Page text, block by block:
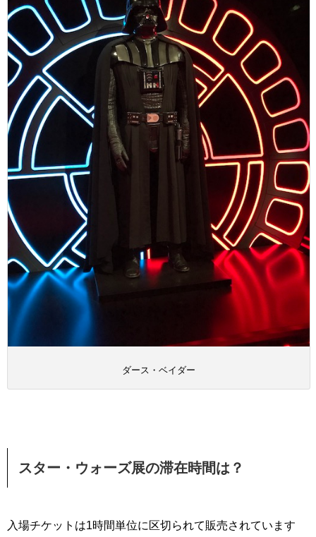
ダース・ベイダー
スター・ウォーズ展の滞在時間は？
入場チケットは1時間単位に区切られて販売されています